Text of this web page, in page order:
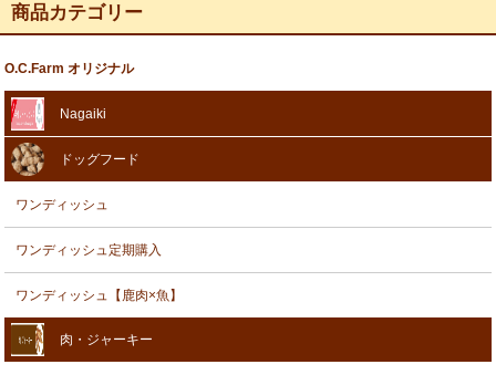
商品カテゴリー
O.C.Farm オリジナル
Nagaiki
ドッグフード
ワンディッシュ
ワンディッシュ定期購入
ワンディッシュ【鹿肉×魚】
肉・ジャーキー